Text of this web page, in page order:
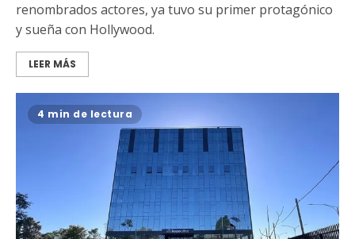
renombrados actores, ya tuvo su primer protagónico
y sueña con Hollywood.
LEER MÁS
4 min de lectura